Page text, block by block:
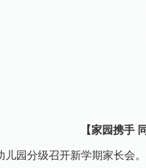
【家园携手
园分级召开新学期家长会